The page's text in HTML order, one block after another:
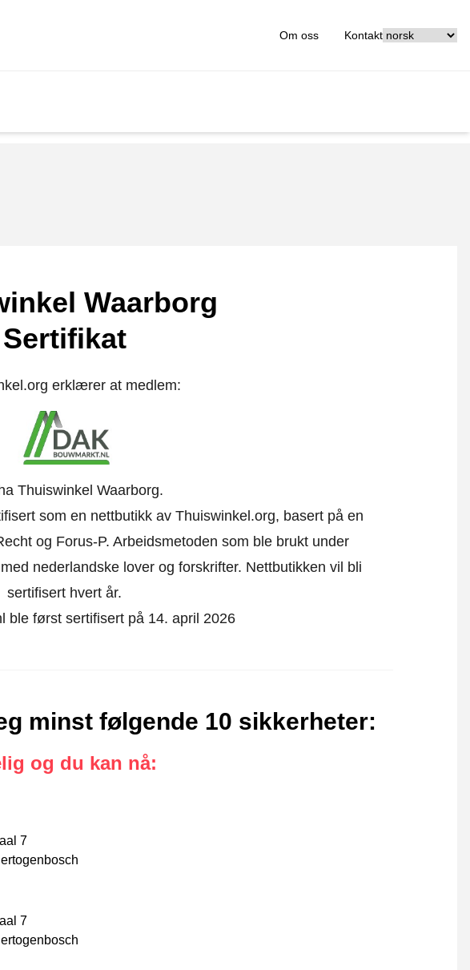
Om oss Kontakt
Waarborg
Sertifikat
erklærer at medlem:
Thuiswinkel Waarborg.
som en nettbutikk av Thuiswinkel.org, basert på en
og Forus-P. Arbeidsmetoden som ble brukt under
nederlandske lover og forskrifter. Nettbutikken vil bli
sertifisert hvert år.
ble først sertifisert på 14. april 2026
minst følgende 10 sikkerheter:
og du kan nå:
7
7